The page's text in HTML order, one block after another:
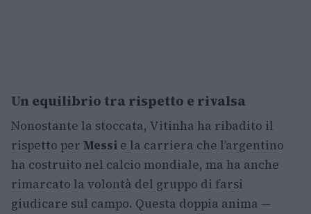
Un equilibrio tra rispetto e rivalsa
Nonostante la stoccata, Vitinha ha ribadito il
rispetto per Messi e la carriera che l’argentino
ha costruito nel calcio mondiale, ma ha anche
rimarcato la volontà del gruppo di farsi
giudicare sul campo. Questa doppia anima —